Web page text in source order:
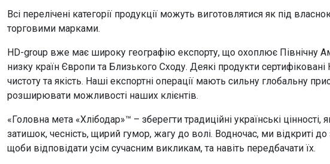
Всі перелічені категорії продукції можуть виготовлятися як під
торговими марками.
HD-group вже має широку географію експорту, що охоплює Північну
низку країн Європи та Близького Сходу. Деякі продукти сертифіковані
чистоту та якість. Наші експортні операції мають сильну глобальну
розширювати можливості наших клієнтів.
«Головна мета «Хлібодар»™ – зберегти традиційні українські цінності,
затишок, чесність, щирий гумор, жагу до волі. Водночас, ми відкриті
щоби відповідати усім сучасним викликам, та навіть передбачати їх.